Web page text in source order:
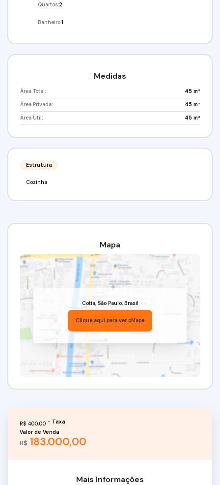
oportunidade por um ótimo preço.Requisitos: Não
a garantia de 03 depósitos (aceita parcelamento em
fiança.Valor:R$ 183.000,00 Condomínio 400 incluso
água e gásVenha conferir!!! Agende já a sua visita!(11)
Negócios.CRECI: 34.726-J
Quartos:2
Banheiro:1
Medidas
Área Total: 45 m²
Área Privada: 45 m²
Área Útil: 45 m²
Estrutura
Cozinha
Mapa
Cotia, São Paulo, Brasil
Clique aqui para ver oMapa
R$ 183.000,00
Valor de Venda
R$ 400,00
Mais Informações